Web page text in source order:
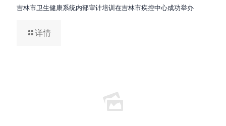
吉林市卫生健康系统内部审计培训在吉林市疾控中心成功举办
详情